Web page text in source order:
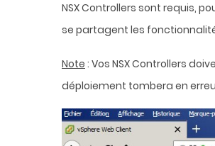
NSX Controllers sont requis,
se partagent les
Note : Vos NSX Controllers
déploiement tombera en